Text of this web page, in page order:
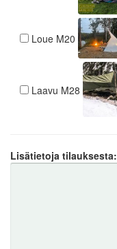
Loue M20
Laavu M28
Lisätietoja tilauksesta: